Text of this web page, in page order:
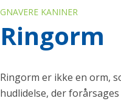
GNAVERE KANINER
Ringorm
Ringorm er ikke en orm,
hudlidelse, der